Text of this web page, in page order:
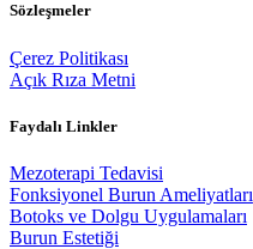
Sözleşmeler
Çerez Politikası
Açık Rıza Metni
Faydalı Linkler
Mezoterapi Tedavisi
Fonksiyonel Burun Ameliyatları
Botoks ve Dolgu Uygulamaları
Burun Estetiği